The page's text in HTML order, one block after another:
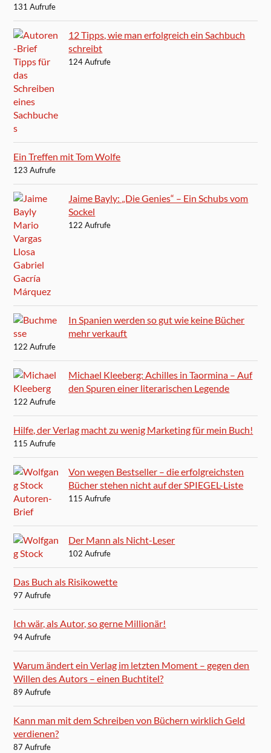
131 Aufrufe
12 Tipps, wie man erfolgreich ein Sachbuch
schreibt
124 Aufrufe
Ein Treffen mit Tom Wolfe
123 Aufrufe
Jaime Bayly: „Die Genies“ – Ein Schubs vom
Sockel
122 Aufrufe
In Spanien werden so gut wie keine Bücher
mehr verkauft
122 Aufrufe
Michael Kleeberg: Achilles in Taormina – Auf
den Spuren einer literarischen Legende
122 Aufrufe
Hilfe, der Verlag macht zu wenig Marketing für mein Buch!
115 Aufrufe
Von wegen Bestseller – die erfolgreichsten
Bücher stehen nicht auf der SPIEGEL-Liste
115 Aufrufe
Der Mann als Nicht-Leser
102 Aufrufe
Das Buch als Risikowette
97 Aufrufe
Ich wär, als Autor, so gerne Millionär!
94 Aufrufe
Warum ändert ein Verlag im letzten Moment – gegen den
Willen des Autors – einen Buchtitel?
89 Aufrufe
Kann man mit dem Schreiben von Büchern wirklich Geld
verdienen?
87 Aufrufe